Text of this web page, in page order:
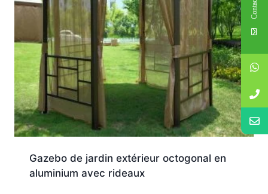
Gazebo de jardin extérieur octogonal en
aluminium avec rideaux